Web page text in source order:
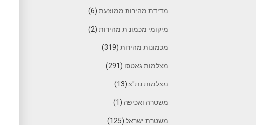
מדידת מהירות ממוצעת (6)
מיקומי מכמונות מהירות (2)
מכמונות מהירות (319)
מצלמות גאטסו (291)
מצלמות נת"צ (13)
משטרה ואכיפה (1)
משטרת ישראל (125)